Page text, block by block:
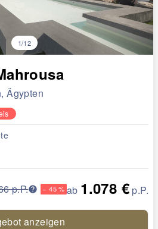
1/12
Ägypten
p.P. − 45 % ab 1.078 € p.P.
anzeigen